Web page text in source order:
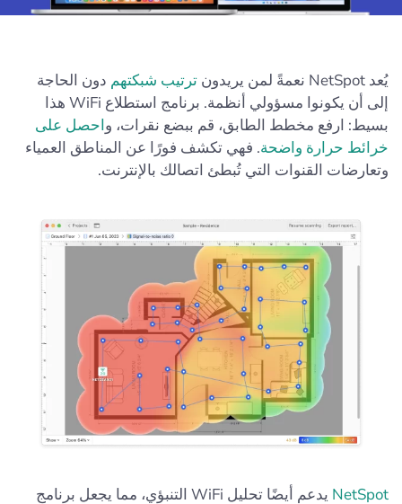
يُعد NetSpot نعمةً لمن يريدون ترتيب شبكتهم دون الحاجة
إلى أن يكونوا مسؤولي أنظمة. برنامج استطلاع WiFi هذا
بسيط: ارفع مخطط الطابق، قم ببضع نقرات، واحصل على
خرائط حرارة واضحة. فهي تكشف فورًا عن المناطق العمياء
وتعارضات القنوات التي تُبطئ اتصالك بالإنترنت.
NetSpot يدعم أيضًا تحليل WiFi التنبؤي، مما يجعل برنامج